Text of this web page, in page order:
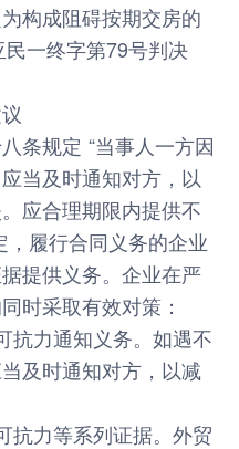
构成阻碍按期交房的
一终字第79号判决
规定 “当事人一方因
当及时通知对方，以
应合理期限内提供不
，履行合同义务的企业
提供义务。企业在严
时采取有效对策：
力通知义务。如遇不
及时通知对方，以减
力等系列证据。外贸